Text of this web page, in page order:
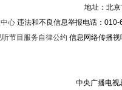
地址：北
心违法和不良信息举报电话：
节目服务自律公约 信息网络传播
中央广播电